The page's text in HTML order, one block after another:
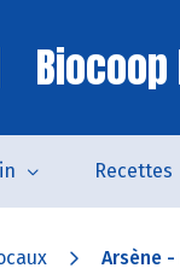
Biocoop
Recettes
Arsène -